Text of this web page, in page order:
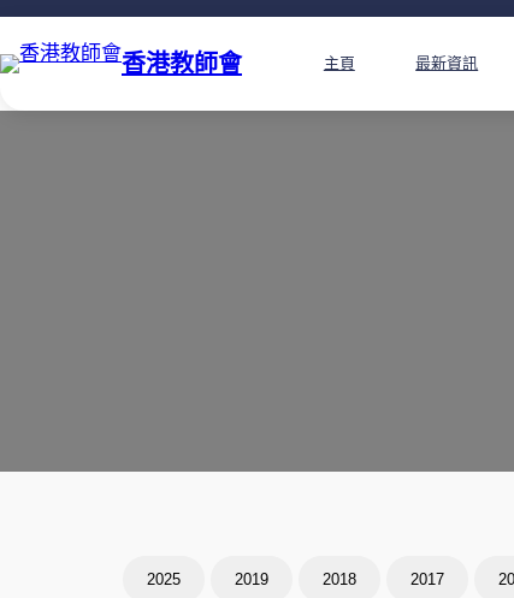
香港教師會 主頁 最新資訊
2025 2019 2018 2017